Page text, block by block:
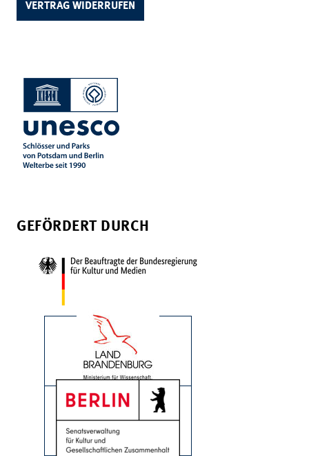
VERTRAG WIDERRUFEN
GEFÖRDERT DURCH